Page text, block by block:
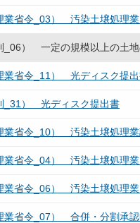
業省令_03） 汚染土壌処理
_06） 一定の規模以上の土
業省令_11） 光ディスク提
_31） 光ディスク提出書
業省令_10） 汚染土壌処理
業省令_04） 汚染土壌処理
業省令_06） 汚染土壌処理
業省令_07） 合併・分割承